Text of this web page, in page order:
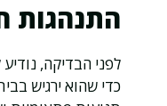
התנהגות
לפני הבדיקה,
כדי שהוא ירגיש